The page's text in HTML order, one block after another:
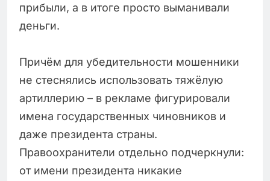
прибыли, а в итоге просто выманивали
деньги.
Причём для убедительности мошенники
не стеснялись использовать тяжёлую
артиллерию – в рекламе фигурировали
имена государственных чиновников и
даже президента страны.
Правоохранители отдельно подчеркнули:
от имени президента никакие